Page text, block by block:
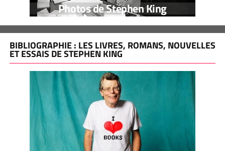
Photos de Stephen King
BIBLIOGRAPHIE : LES LIVRES, ROMANS, NOUVELLES
ET ESSAIS DE STEPHEN KING